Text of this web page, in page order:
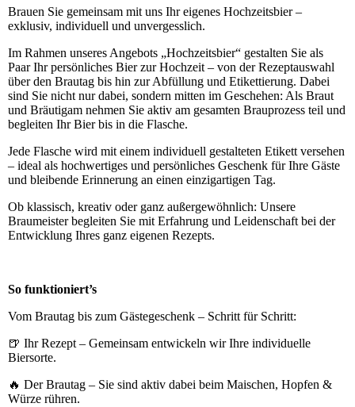
Brauen Sie gemeinsam mit uns Ihr eigenes Hochzeitsbier –
exklusiv, individuell und unvergesslich.
Im Rahmen unseres Angebots „Hochzeitsbier“ gestalten Sie als
Paar Ihr persönliches Bier zur Hochzeit – von der Rezeptauswahl
über den Brautag bis hin zur Abfüllung und Etikettierung. Dabei
sind Sie nicht nur dabei, sondern mitten im Geschehen: Als Braut
und Bräutigam nehmen Sie aktiv am gesamten Brauprozess teil und
begleiten Ihr Bier bis in die Flasche.
Jede Flasche wird mit einem individuell gestalteten Etikett versehen
– ideal als hochwertiges und persönliches Geschenk für Ihre Gäste
und bleibende Erinnerung an einen einzigartigen Tag.
Ob klassisch, kreativ oder ganz außergewöhnlich: Unsere
Braumeister begleiten Sie mit Erfahrung und Leidenschaft bei der
Entwicklung Ihres ganz eigenen Rezepts.
So funktioniert’s
Vom Brautag bis zum Gästegeschenk – Schritt für Schritt:
🍺 Ihr Rezept – Gemeinsam entwickeln wir Ihre individuelle
Biersorte.
🔥 Der Brautag – Sie sind aktiv dabei beim Maischen, Hopfen &
Würze rühren.